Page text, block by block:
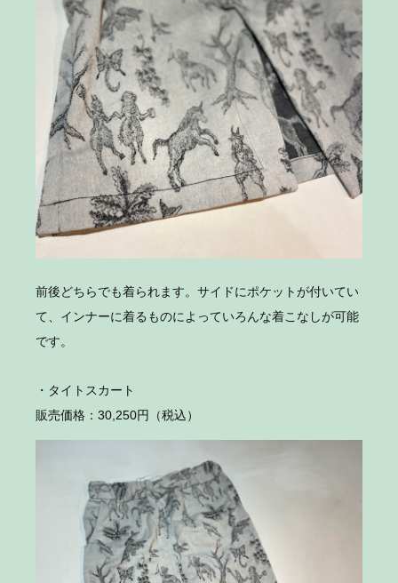
前後どちらでも着られます。サイドにポケットが付いてい
て、インナーに着るものによっていろんな着こなしが可能
です。
・タイトスカート
販売価格：30,250円（税込）